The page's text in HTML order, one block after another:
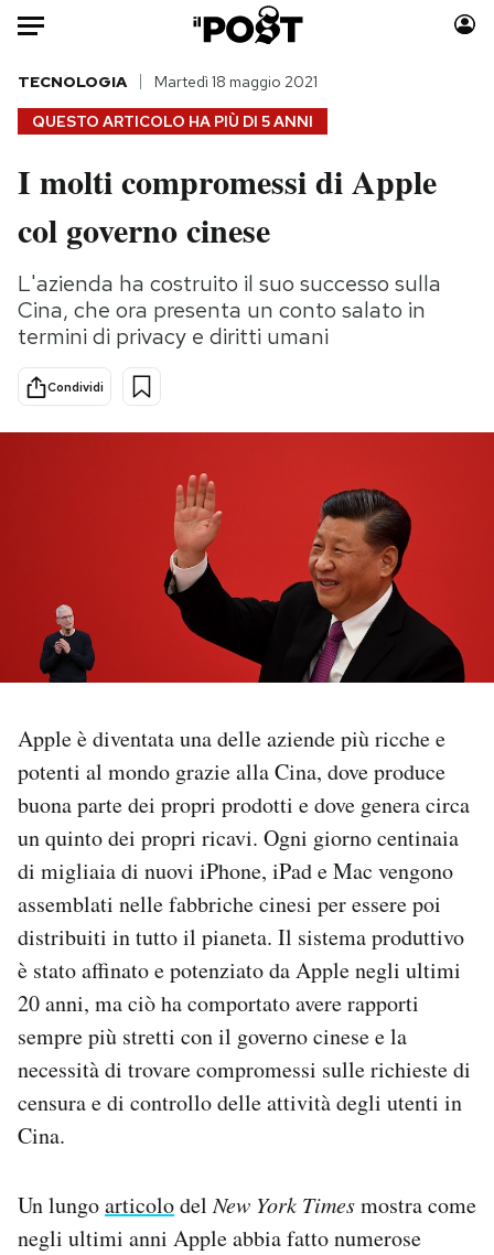
Auto
HOME
Italia
Politica
Tecnologia
Internet
Scienza
Cultura
Economia
Moda
Storie/Idee
Ok Boomer!
Media
NEWSLETTER
I MIEI PREFERITI
SHOP
CALENDARIO
AREA PERSONALE
Area Personale
Newsletter
Notifiche mobile
Regala il Post
Hai bisogno di aiuto?
QUESTO ARTICOLO HA PIÙ DI 5 ANNI
TECNOLOGIA Martedì 18 maggio 2021
I molti compromessi di Apple
col governo cinese
L'azienda ha costruito il suo successo sulla
Cina, che ora presenta un conto salato in
termini di privacy e diritti umani
Condividi
Apple è diventata una delle aziende più ricche e
potenti al mondo grazie alla Cina, dove produce
buona parte dei propri prodotti e dove genera circa
un quinto dei propri ricavi. Ogni giorno centinaia
di migliaia di nuovi iPhone, iPad e Mac vengono
assemblati nelle fabbriche cinesi per essere poi
distribuiti in tutto il pianeta. Il sistema produttivo
è stato affinato e potenziato da Apple negli ultimi
20 anni, ma ciò ha comportato avere rapporti
sempre più stretti con il governo cinese e la
necessità di trovare compromessi sulle richieste di
censura e di controllo delle attività degli utenti in
Cina.
Un lungoarticolodelNew York Timesmostra come
negli ultimi anni Apple abbia fatto numerose